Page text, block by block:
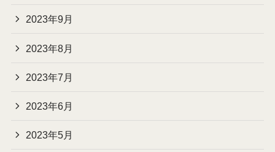
2023年9月
2023年8月
2023年7月
2023年6月
2023年5月